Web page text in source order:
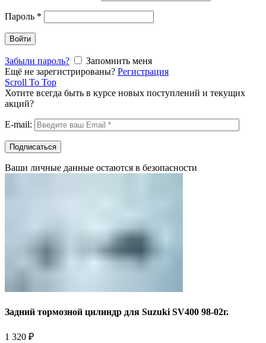
Пароль *
Войти
Забыли пароль?
Запомнить меня
Ещё не зарегистрированы? Регистрация
Scroll To Top
Хотите всегда быть в курсе новых поступлений и текущих
акций?
E-mail:
Ваши личные данные остаются в безопасности
Задний тормозной цилиндр для Suzuki SV400 98-02г.
1 320 ₽